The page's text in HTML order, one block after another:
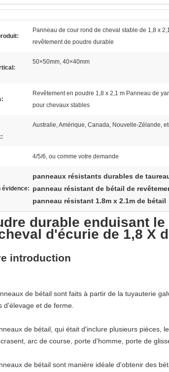
Panneau de cour rond de cheval stable de 1,8 x
revêtement de poudre durable
50×50mm, 40×40mm
Revêtement en poudre 1,8 x 2,1 m Panneau de
pour chevaux stables
Australie, Amérique, Canada, Nouvelle-Zélande,
4/5/6, ou comme votre demande
évidence:
panneaux résistants durables de
panneau résistant de bétail de
panneau résistant 1.8m x 2.1m de bétail
durable enduisant
d'écurie de 1,8 X
introduction
de bétail sont faits à partir de la tuyauterie
d'élevage et de ferme.
de bétail, qui était d'inclure plusieurs pièces,
arc de course, porte d'homme, porte de
de bétail sont manière idéale d'obtenir des